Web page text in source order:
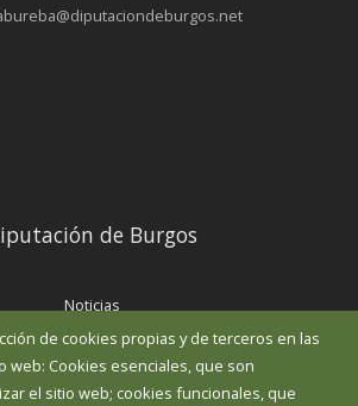
de cookies propias y de terceros en las
web: Cookies esenciales, que son
el sitio web; cookies funcionales, que
de Burgos
Noticias
Eventos
Corporación Municipal
Teléfonos de interés